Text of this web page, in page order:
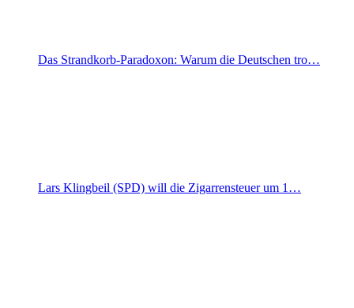
Das Strandkorb-Paradoxon: Warum die Deutschen tro…
Lars Klingbeil (SPD) will die Zigarrensteuer um 1…